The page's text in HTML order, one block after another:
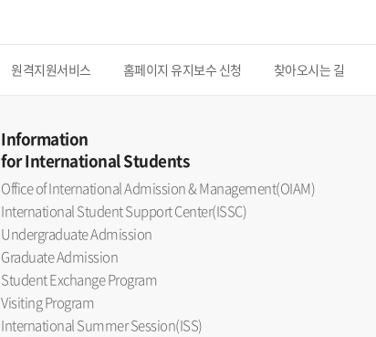
원격지원서비스 홈페이지 유지보수 신청 찾아오시는 길
Information
for International Students
Office of International Admission & Management(OIAM)
International Student Support Center(ISSC)
Undergraduate Admission
Graduate Admission
Student Exchange Program
Visiting Program
International Summer Session(ISS)